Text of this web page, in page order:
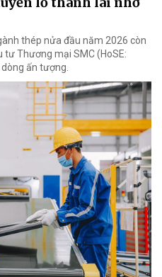
thép nửa đầu năm 2026 còn
tư Thương mại SMC (HoSE:
ấn tượng.